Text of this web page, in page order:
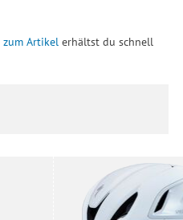
zum Artikelerhältst du schnell